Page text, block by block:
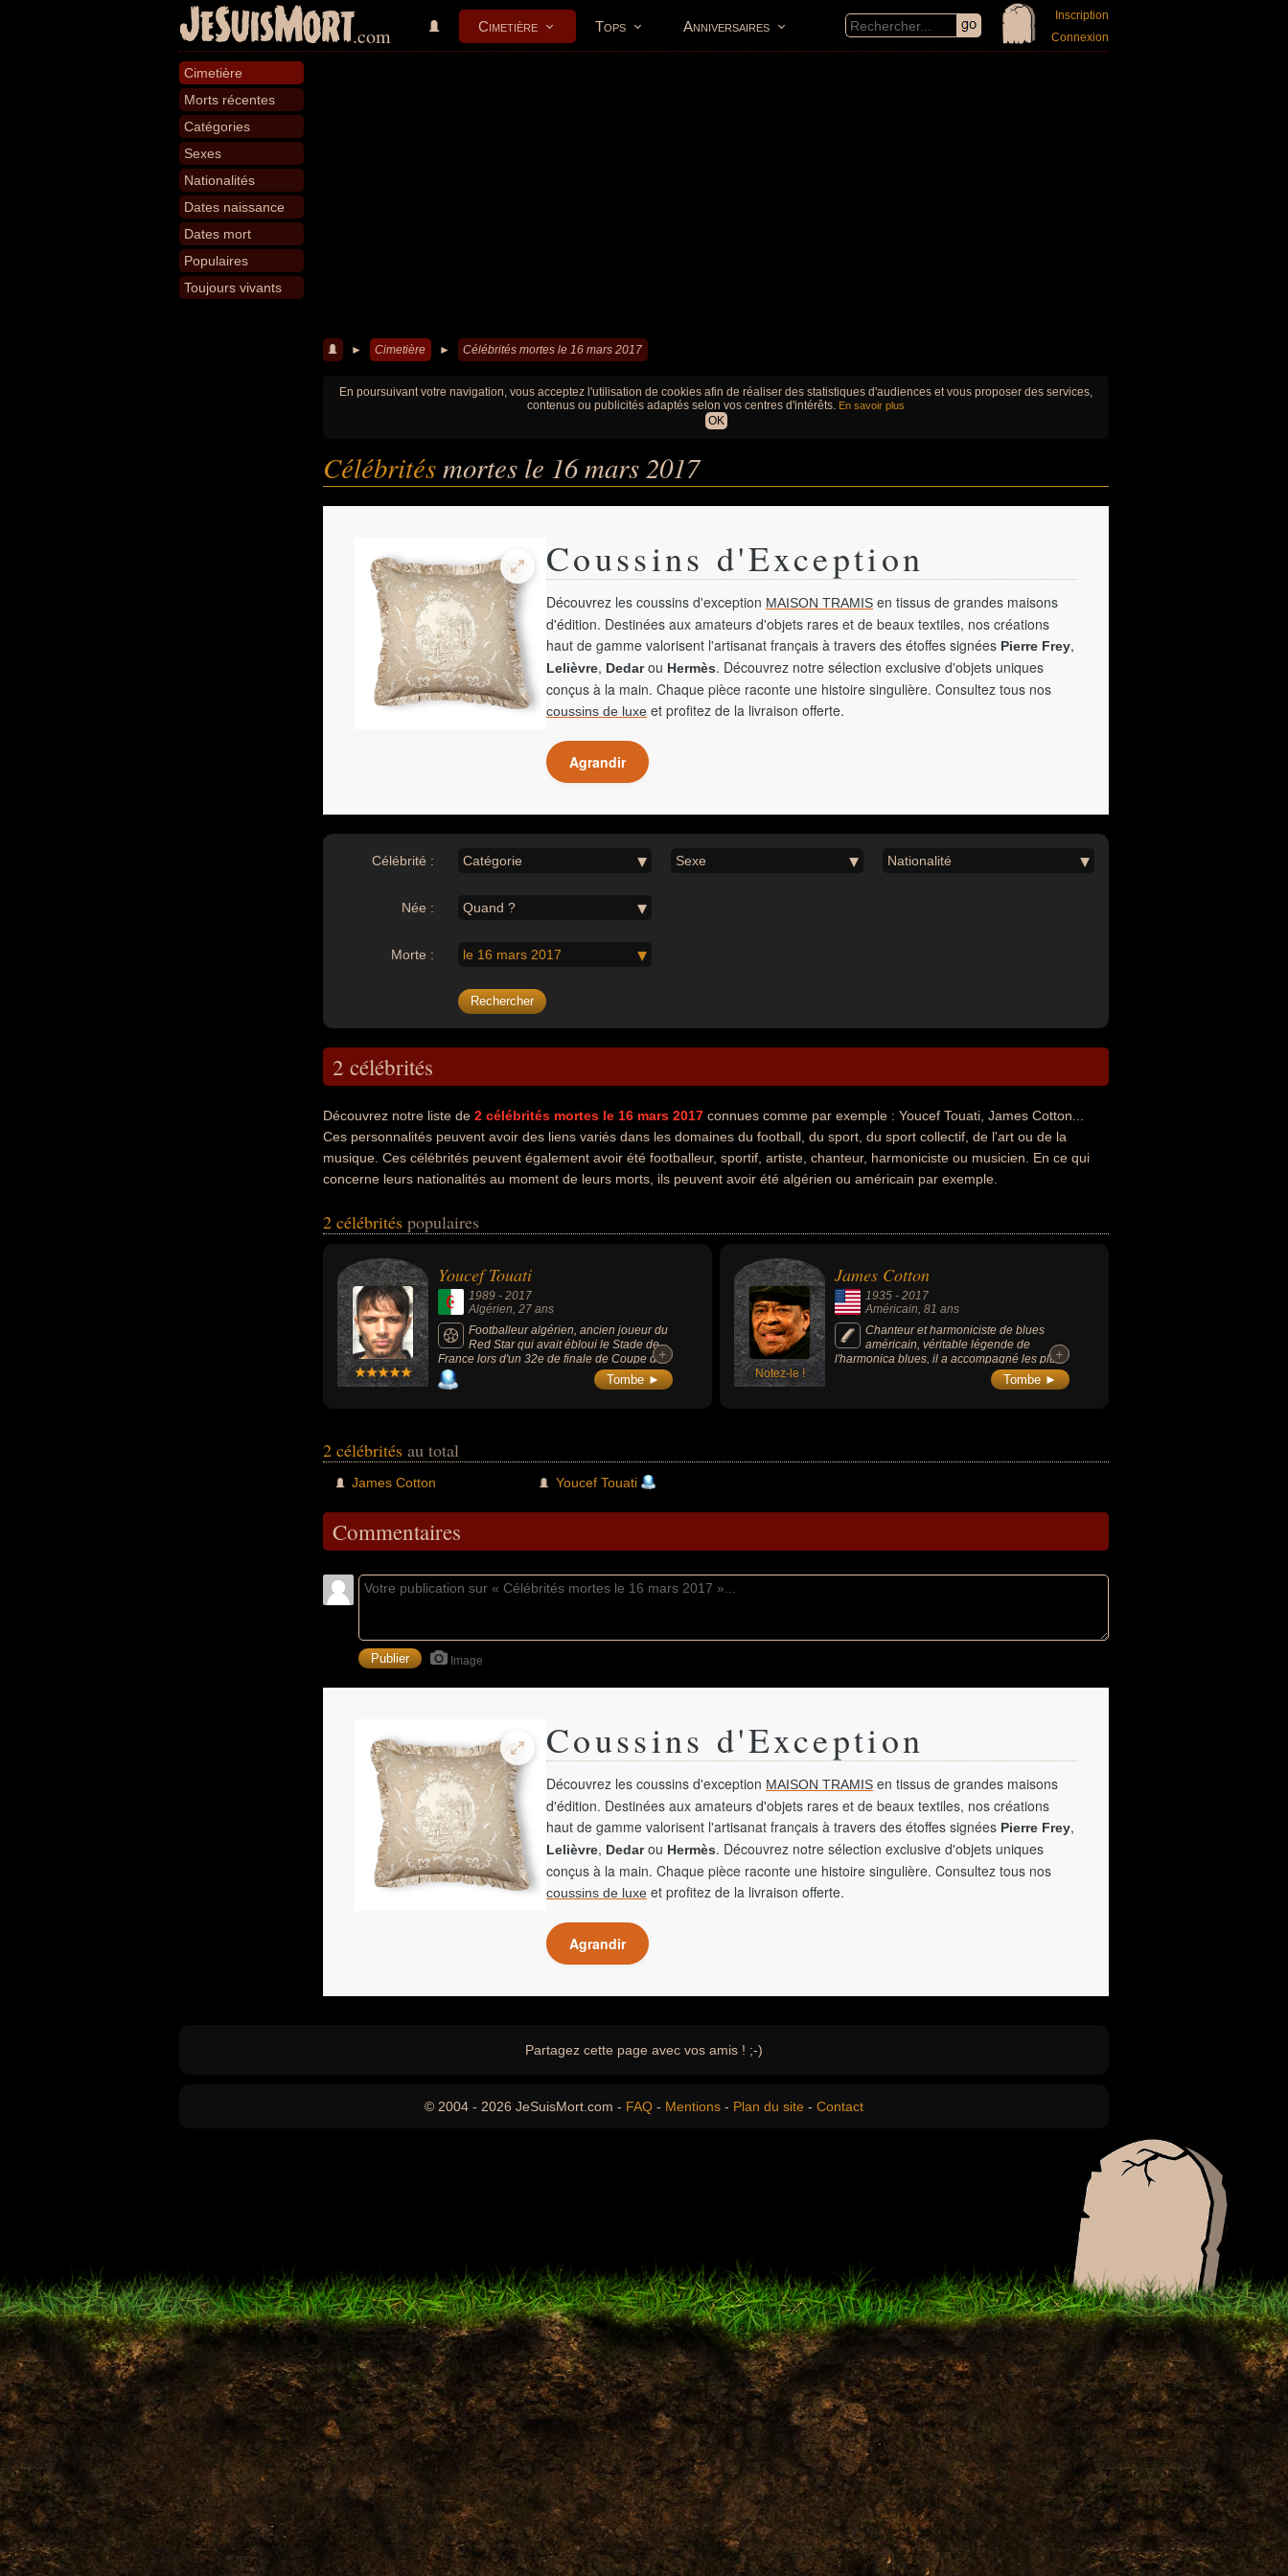
JeSuisMort.com Cimetière Tops Anniversaires
Inscription
Connexion
Cimetière
Morts récentes
Catégories
Sexes
Nationalités
Dates naissance
Dates mort
Populaires
Toujours vivants
► Cimetière ► Célébrités mortes le 16 mars 2017
En poursuivant votre navigation, vous acceptez l'utilisation de cookies afin de réaliser des statistiques d'audiences et vous proposer des services,
contenus ou publicités adaptés selon vos centres d'intérêts. En savoir plus
OK
Célébritésmortes le 16 mars 2017
Coussins d'Exception
Découvrez les coussins d'exception MAISON TRAMIS en tissus de grandes maisons
d'édition. Destinées aux amateurs d'objets rares et de beaux textiles, nos créations
haut de gamme valorisent l'artisanat français à travers des étoffes signées Pierre Frey,
Lelièvre, Dedarou Hermès. Découvrez notre sélection exclusive d'objets uniques
conçus à la main. Chaque pièce raconte une histoire singulière. Consultez tous nos
coussins de luxe et profitez de la livraison offerte.
Agrandir
Célébrité : Catégorie Sexe Nationalité
Née : Quand ?
Morte : le 16 mars 2017
2 célébrités
Découvrez notre liste de 2 célébrités mortes le 16 mars 2017 connues comme par exemple : Youcef Touati, James Cotton...
Ces personnalités peuvent avoir des liens variés dans les domaines du football, du sport, du sport collectif, de l'art ou de la
musique. Ces célébrités peuvent également avoir été footballeur, sportif, artiste, chanteur, harmoniciste ou musicien. En ce qui
concerne leurs nationalités au moment de leurs morts, ils peuvent avoir été algérien ou américain par exemple.
2 célébrités populaires
Youcef Touati
1989 - 2017
Algérien, 27 ans
Footballeur algérien, ancien joueur du
Red Star qui avait ébloui le Stade de
France lors d'un 32e de finale de Coupe de
France face à l'OM en 2012.
+
+
Tombe ► Notez-le !
James Cotton
1935 -2017
Américain, 81 ans
Chanteur et harmoniciste de blues
américain, véritable légende de
l'harmonica blues, il a accompagné les plus
grands avec son harmonica et est devenu un
virtuose qui a contribué à faire de son
+
+
Tombe ►
2 célébrités au total
James Cotton Youcef Touati
Commentaires
Image
Coussins d'Exception
Découvrez les coussins d'exception MAISON TRAMIS en tissus de grandes maisons
d'édition. Destinées aux amateurs d'objets rares et de beaux textiles, nos créations
haut de gamme valorisent l'artisanat français à travers des étoffes signées Pierre Frey,
Lelièvre, Dedarou Hermès. Découvrez notre sélection exclusive d'objets uniques
conçus à la main. Chaque pièce raconte une histoire singulière. Consultez tous nos
coussins de luxe et profitez de la livraison offerte.
Agrandir
Partagez cette page avec vos amis ! ;-)
© 2004 - 2026 JeSuisMort.com - FAQ - Mentions - Plan du site - Contact